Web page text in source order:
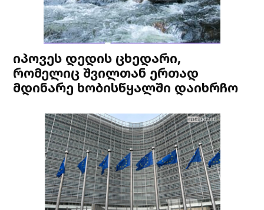
იპოვეს დედის ცხედარი,
რომელიც შვილთან ერთად
მდინარე ხობისწყალში დაიხრჩო